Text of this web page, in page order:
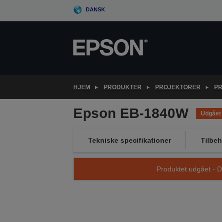
DANSK
HJEM PRODUKTER PROJEKTORER
Epson EB-1840W Udgået
Tekniske specifikationer
Produktet udgået -